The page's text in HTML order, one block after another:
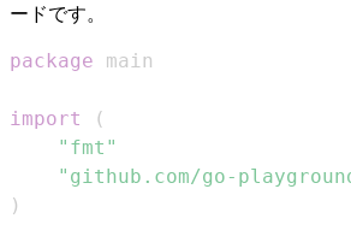
ードです。
package
import
(
"fmt"
"github.com/go-
)